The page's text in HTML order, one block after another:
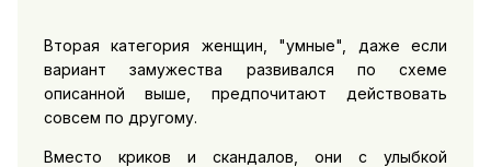
Вторая категория женщин, "умные", даже если
вариант замужества развивался по схеме
описанной выше, предпочитают действовать
совсем по другому.
Вместо криков и скандалов, они с улыбкой